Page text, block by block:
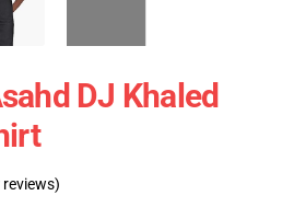
DJ Khaled